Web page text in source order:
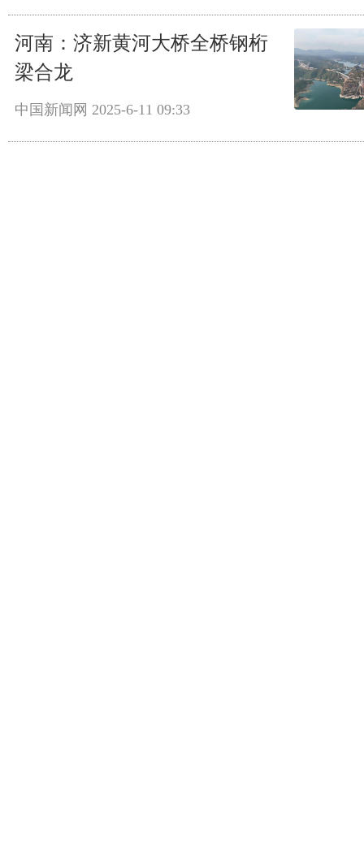
河南：济新黄河大桥全桥钢桁
梁合龙
中国新闻网 2025-6-11 09:33